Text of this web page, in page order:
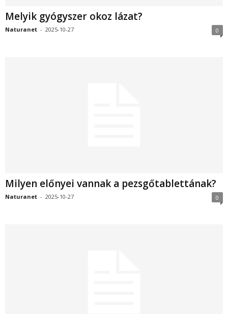
Melyik gyógyszer okoz lázat?
Naturanet - 2025-10-27 0
Milyen előnyei vannak a pezsgőtablettának?
Naturanet - 2025-10-27 0